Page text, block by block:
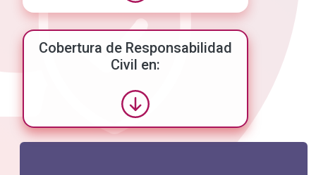
Cobertura de Responsabilidad
Civil en: